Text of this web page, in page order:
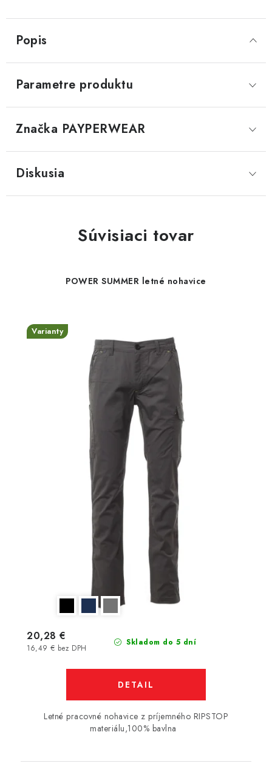
Popis
Parametre produktu
Značka PAYPERWEAR
Diskusia
Súvisiaci tovar
POWER SUMMER letné nohavice
Varianty
Skladom do 5 dní
16,49 € bez DPH
20,28 €
DETAIL
Letné pracovné nohavice z príjemného RIPSTOP
materiálu,100% bavlna